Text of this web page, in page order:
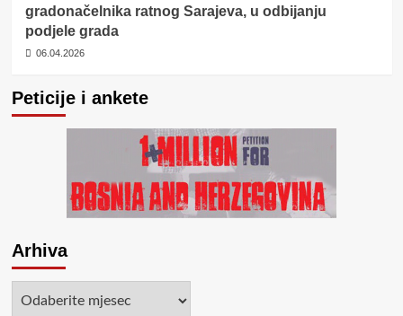
gradonačelnika ratnog Sarajeva, u odbijanju
podjele grada
06.04.2026
Peticije i ankete
Arhiva